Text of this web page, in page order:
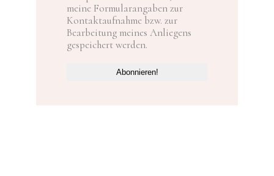
meine Formularangaben zur
Kontaktaufnahme bzw. zur
Bearbeitung meines Anliegens
gespeichert werden.